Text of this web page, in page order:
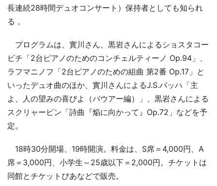
長連続28時間デュオコンサート）保持者としても知られ
る 。
プログラムは、實川さん、黒岩さんによるショスタコー
ビチ「2台ピアノのためのコンチェルティーノ Op.94」、
ラフマニノフ「2台ピアノのための組曲 第2番 Op.17」と
いったデュオ曲のほか、實川さんによるJ.S.バッハ「主
よ、人の望みの喜びよ（バウアー編）」、黒岩さんによる
スクリャービン「詩曲『焔に向かって』Op.72」などを予
定。
18時30分開場、19時開演。料金は、S席＝4,000円、A
席＝3,000円、小学生～25歳以下＝2,000円。チケットは
同館とチケットぴあなどで販売。